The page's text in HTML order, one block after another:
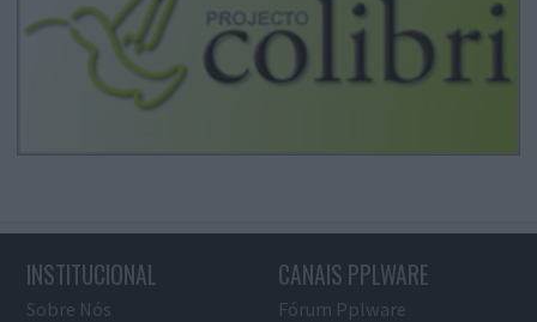
INSTITUCIONAL
Sobre Nós
CANAIS PPLWARE
Fórum Pplware